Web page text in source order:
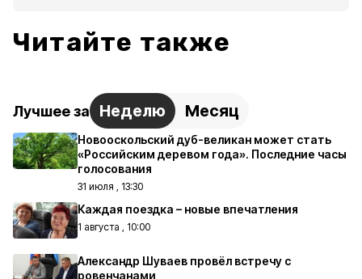
Читайте также
Лучшее за Неделю Месяц
Новооскольский дуб-великан может стать
«Российским деревом года». Последние часы
голосования
31 июля , 13:30
Каждая поездка – новые впечатления
1 августа , 10:00
Александр Шуваев провёл встречу с
ровенчанами